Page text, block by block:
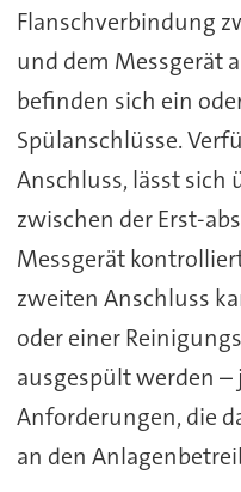
Flanschverbindung
und dem Messgerät
befinden sich ein
Spülanschlüsse.
Anschluss, lässt sich
zwischen der Erst-
Messgerät
zweiten Anschluss
oder einer
ausgespült werden –
Anforderungen, die
an den